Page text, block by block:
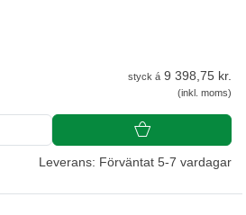
styck á 9 398,75 kr.
(inkl. moms)
Leverans: Förväntat 5-7 vardagar